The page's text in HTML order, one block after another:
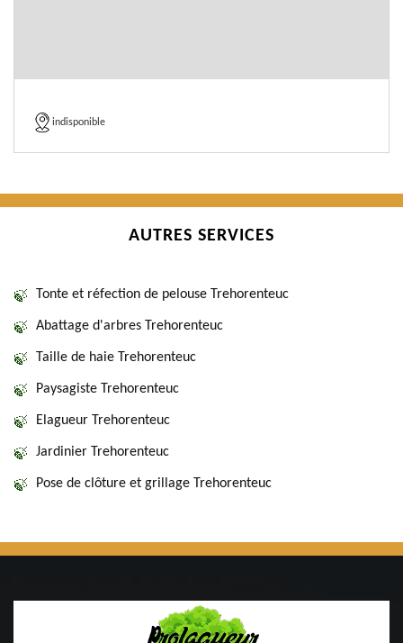
indisponible
AUTRES SERVICES
Tonte et réfection de pelouse Trehorenteuc
Abattage d'arbres Trehorenteuc
Taille de haie Trehorenteuc
Paysagiste Trehorenteuc
Elagueur Trehorenteuc
Jardinier Trehorenteuc
Pose de clôture et grillage Trehorenteuc